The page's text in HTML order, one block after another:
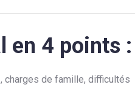
en 4 points :
charges de famille, difficultés